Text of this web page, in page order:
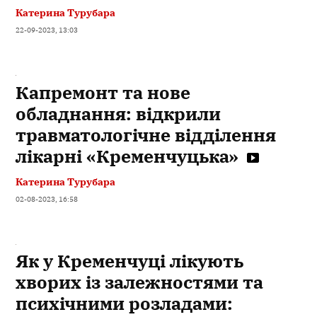
Катерина Турубара
22-09-2023, 13:03
Капремонт та нове
обладнання: відкрили
травматологічне відділення
лікарні «Кременчуцька»
Катерина Турубара
02-08-2023, 16:58
Як у Кременчуці лікують
хворих із залежностями та
психічними розладами: